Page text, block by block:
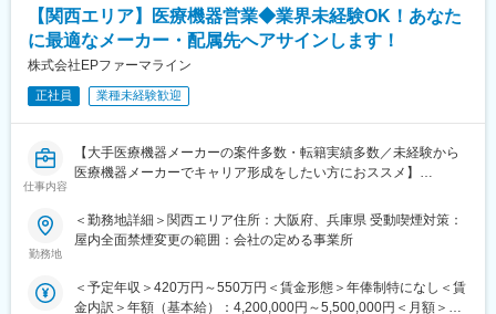
配属後は担当マネージャーが丁寧に支援します。日々の仕事の悩
みや、キャリア形成の相談等、伴走者として活躍をサポートしま
す。また知識・スキルレベルを上げるために様々な研修をご用意
しています。
変更の範囲：会社の定める業務
【当社について】
当社はエムスリーグループのであり、現在はCSO事業とメディカ
ルマーケター事業の2つの事業を柱にビジネスを展開しています。
【当社CSO事業の特徴】
先発品を扱うPJTをメインで受注しているため、基本的には入社
後2ndPJT以降も先発品の経験を積み、MRとして専門性を磨くこ
■IT特化型
PJTによってリモートMRという形態があることはもちろん、それ
例えば、効果的なリモートディテールの研修は全員受講頂くこと
が出来、そのほかにもmyMR君などのシステムを戦略的に活用す
【関西エリア】医療機器営業◆業界未経験OK！あなた
に最適なメーカー・配属先へアサインします！
株式会社EPファーマライン
正社員 業種未経験歓迎
仕事内容
【大手医療機器メーカーの案件多数・転籍実績多数／未経験から
医療機器メーカーでキャリア形成をしたい方におススメ】
■概要：
入社後は配属前研修を受けたのち、当社クライアントである医療
勤務地
＜勤務地詳細＞関西エリア住所：大阪府、兵庫県 受動喫煙対策：
屋内全面禁煙変更の範囲：会社の定める事業所
＜予定年収＞420万円～550万円＜賃金形態＞年俸制特になし＜賃
金内訳＞年額（基本給）：4,200,000円～5,500,000円＜月額＞